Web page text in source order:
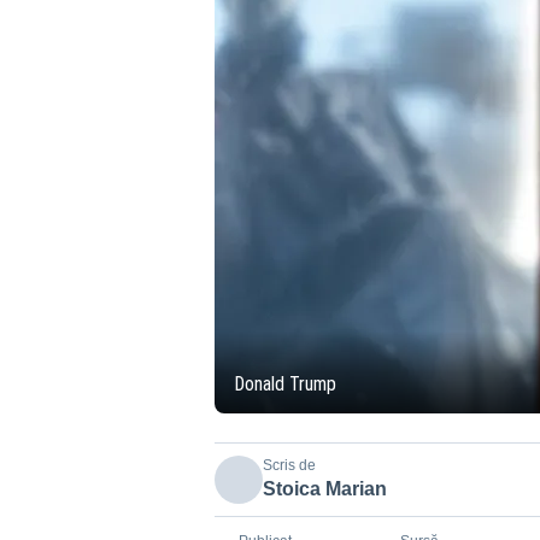
Donald Trump
Scris de
Stoica Marian